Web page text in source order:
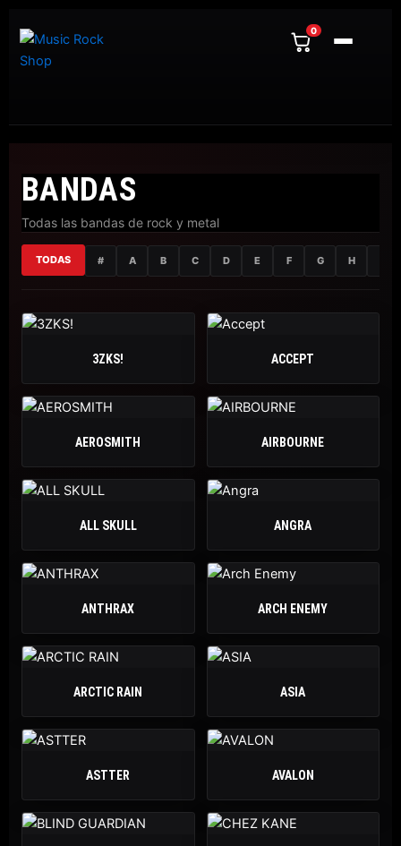
contenido
0
BANDAS
Todas las bandas de rock y metal
TODAS # A B C D E F G H
3ZKS! ACCEPT
AEROSMITH AIRBOURNE
ALL SKULL ANGRA
ANTHRAX ARCH ENEMY
ARCTIC RAIN ASIA
ASTTER AVALON